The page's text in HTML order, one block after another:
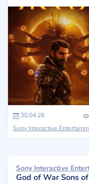
30.04.26
God of War Sons of Sparta